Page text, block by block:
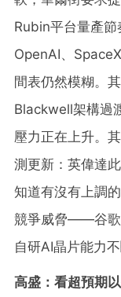
Rubin平台量產
OpenAI、
間表仍然模糊。
Blackwell架構過
壓力正在上升。
測更新：英偉達
知道有沒有上調
競爭威脅——谷歌
自研AI晶片能力
高盛：看超預期